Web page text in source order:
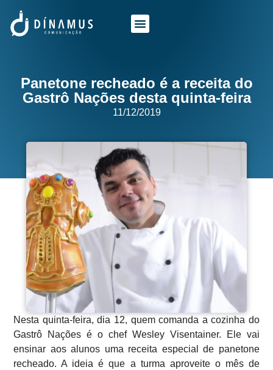
Panetone recheado é a receita do
Gastrô Nações desta quinta-feira
11/12/2019
Nesta quinta-feira, dia 12, quem comanda a cozinha do
Gastrô Nações é o chef Wesley Visentainer. Ele vai
ensinar aos alunos uma receita especial de panetone
recheado. A ideia é que a turma aproveite o mês de